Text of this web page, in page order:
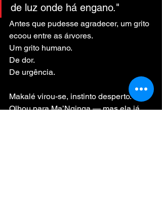
de luz onde há engano."
Antes que pudesse agradecer, um grito
ecoou entre as árvores.
Um grito humano.
De dor.
De urgência.
Makalé virou-se, instinto desperto.
Olhou para Ma’Nginga — mas ela já